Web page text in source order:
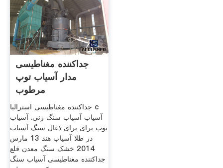
جداکننده مغناطیسی
مدار آسیاب توپ
مرطوب
جداکننده مغناطیسی استرالیا c
آسیاب آسیاب سنگ زنی. آسیاب
توپ برای برای ذغال سنگ آسیاب
در طلا آسیاب هند 13 مارس
2014 خشک سنگ معدن قلع
جداکننده مغناطیسی آسیاب سنگ